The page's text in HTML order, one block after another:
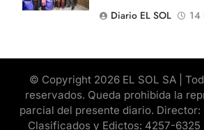
Diario EL SOL
14
© Copyright 2026 EL SOL SA |
reservados. Queda prohibida la
parcial del presente diario.
Clasificados y Edictos: 4257-6325